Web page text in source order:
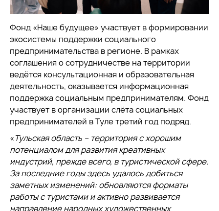
Фонд «Наше будущее» участвует в формировании
экосистемы поддержки социального
предпринимательства в регионе. В рамках
соглашения о сотрудничестве на территории
ведётся консультационная и образовательная
деятельность, оказывается информационная
поддержка социальным предпринимателям. Фонд
участвует в организации слёта социальных
предпринимателей в Туле третий год подряд.
«Тульская область – территория с хорошим
потенциалом для развития креативных
индустрий, прежде всего, в туристической сфере.
За последние годы здесь удалось добиться
заметных изменений: обновляются форматы
работы с туристами и активно развивается
направление народных художественных